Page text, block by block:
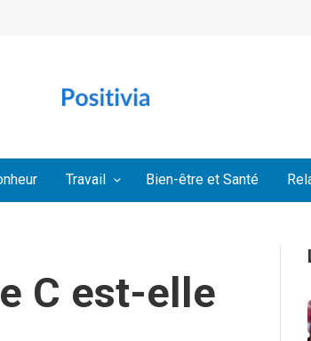
Travail Bien-être et Santé
C est-elle